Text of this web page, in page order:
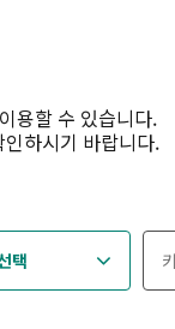
용할 수 있습니다.
하시기 바랍니다.
택